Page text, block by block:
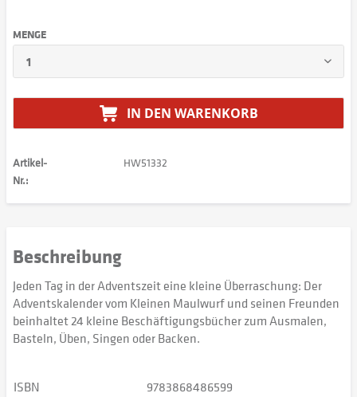
MENGE
IN DEN WARENKORB
Artikel-
Nr.:
HW51332
Beschreibung
Jeden Tag in der Adventszeit eine kleine Überraschung: Der
Adventskalender vom Kleinen Maulwurf und seinen Freunden
beinhaltet 24 kleine Beschäftigungsbücher zum Ausmalen,
Basteln, Üben, Singen oder Backen.
ISBN 9783868486599